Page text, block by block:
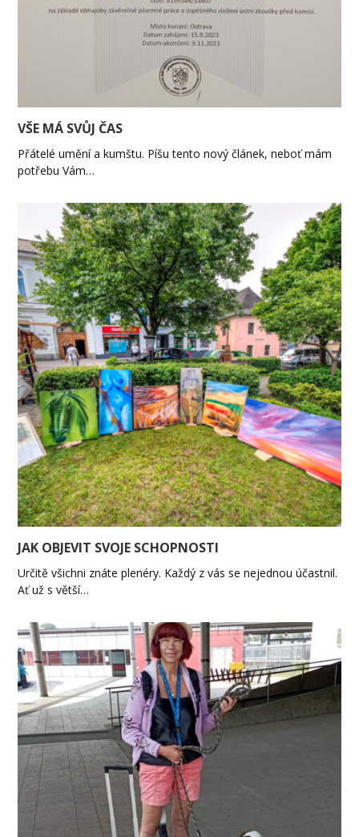
VŠE MÁ SVŮJ ČAS
Přátelé umění a kumštu. Píšu tento nový článek, neboť mám
potřebu Vám…
JAK OBJEVIT SVOJE SCHOPNOSTI
Určitě všichni znáte plenéry. Každý z vás se nejednou účastnil.
Ať už s větší…